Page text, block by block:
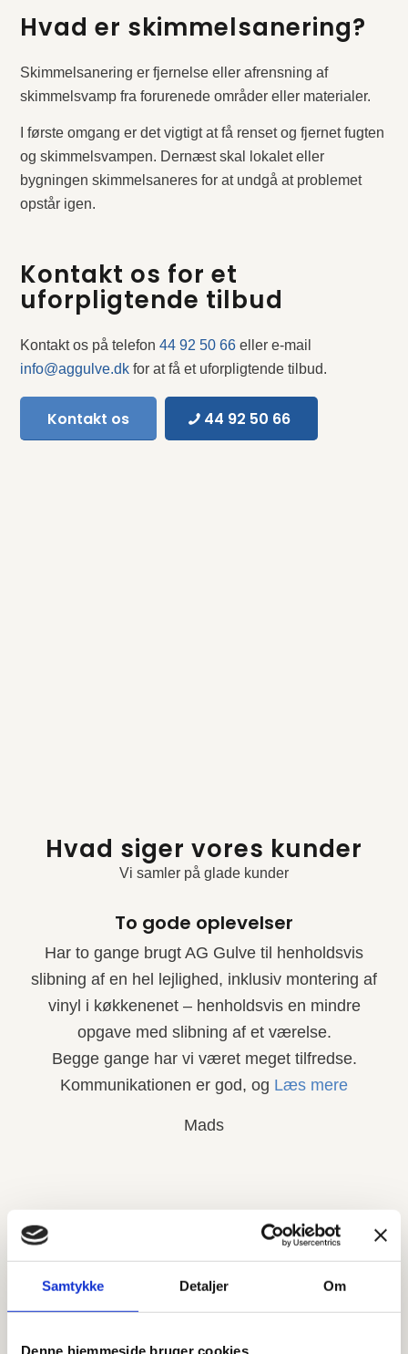
Samtykke Detaljer Om
Denne hjemmeside bruger cookies
Hvad er skimmelsanering?
Skimmelsanering er fjernelse eller afrensning af
skimmelsvamp fra forurenede områder eller materialer.
I første omgang er det vigtigt at få renset og fjernet fugten
og skimmelsvampen. Dernæst skal lokalet eller
bygningen skimmelsaneres for at undgå at problemet
opstår igen.
Kontakt os for et
uforpligtende tilbud
Kontakt os på telefon44 92 50 66 eller e-mail
info@aggulve.dk for at få et uforpligtende tilbud.
Kontakt os 44 92 50 66
Hvad siger vores kunder
Vi samler på glade kunder
To gode oplevelser
Har to gange brugt AG Gulve til henholdsvis
slibning af en hel lejlighed, inklusiv montering af
vinyl i køkkenenet – henholdsvis en mindre
opgave med slibning af et værelse.
Begge gange har vi været meget tilfredse.
Kommunikationen er god, og Læs mere
Mads
Få dit projekt udført professionelt